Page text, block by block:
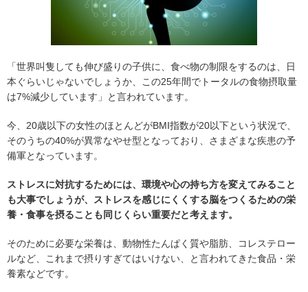
「世界叫隻しても伸び盛りの子供に、食べ物の制限をするのは、日
本ぐらいじゃないでしょうか、この25年間でトータルの食物摂取量
は7%減少しています」と言われています。
今、20歳以下の女性のほとんどがBMI指数が20以下という状況で、
そのうちの40%が異常なやせ型となっており、さまざまな疾患の予
備軍となっています。
ストレスに対抗するためには、環境や心の持ち方を変えてみること
も大事でしょうが、ストレスを感じにくくする脳をつくるための栄
養・食事を摂ることも同じくらい重要だと考えます。
そのために必要な栄養は、動物性たんぱく質や脂肪、コレステロー
ルなど、これまで摂りすぎてはいけない、と言われてきた食品・栄
養素などです。